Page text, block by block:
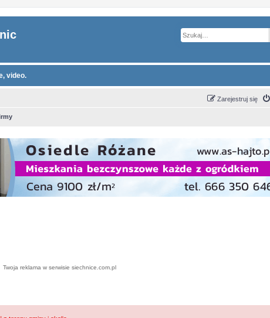
video.
Zarejestruj się
Twoja reklama w serwisie siechnice.com.pl